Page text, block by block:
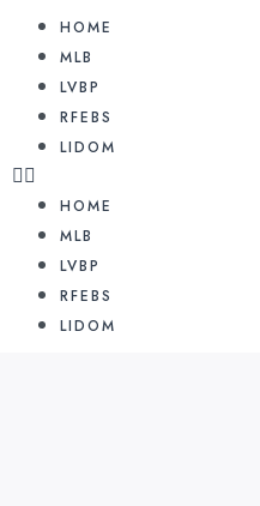
HOME
MLB
LVBP
RFEBS
LIDOM
HOME
MLB
LVBP
RFEBS
LIDOM